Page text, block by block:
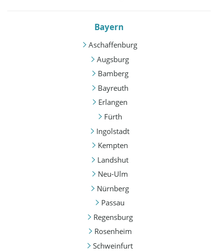
Bayern
Aschaffenburg
Augsburg
Bamberg
Bayreuth
Erlangen
Fürth
Ingolstadt
Kempten
Landshut
Neu-Ulm
Nürnberg
Passau
Regensburg
Rosenheim
Schweinfurt